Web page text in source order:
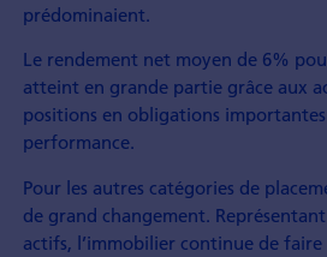
prédominaient.
Le rendement net moyen de 6%
atteint en grande partie grâce aux
positions en obligations
performance.
Pour les autres catégories de
de grand changement.
actifs, l’immobilier continue de faire